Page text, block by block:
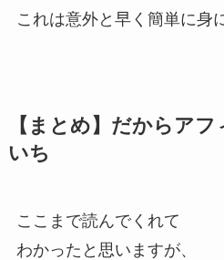
これは意外と早く簡単に身
【まとめ】だからア
いち
ここまで読んでくれて
わかったと思いますが、